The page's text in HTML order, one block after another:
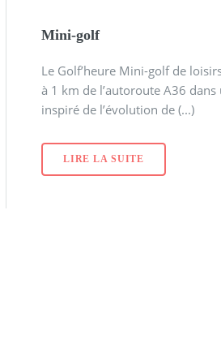
Mini-golf
Le Golf’heure Mini-golf de
à 1 km de l’autoroute A36
inspiré de l’évolution de (...)
LIRE LA SUITE